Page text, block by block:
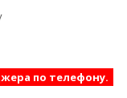
по телефону.